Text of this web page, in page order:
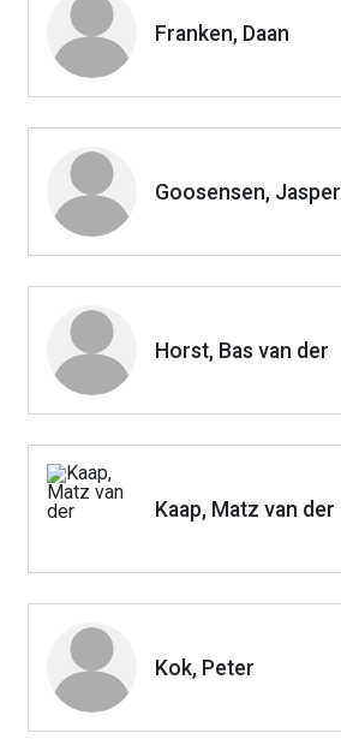
Franken, Daan
Goosensen, Jasper
Horst, Bas van der
Kaap, Matz van der
Kok, Peter